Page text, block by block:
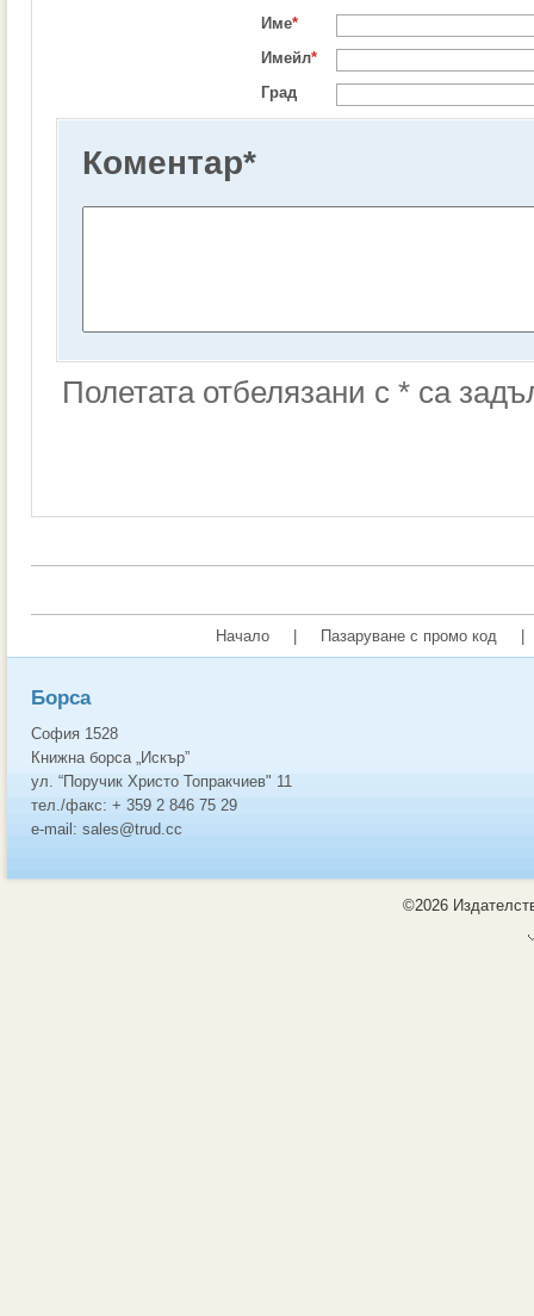
Име*
Имейл*
Град
Коментар*
Полетата отбелязани с * са
Начало Пазаруване с промо код
Борса
София 1528
Книжна борса „Искър”
ул. “Поручик Христо Топракчиев" 11
тел./факс: + 359 2 846 75 29
e-mail: sales@trud.cc
©2026